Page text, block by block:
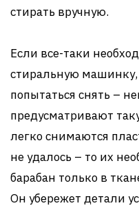
стирать вручную.
Если все-таки
стиральную
попытаться снять –
предусматривают
легко снимаются
не удалось – то их
барабан только в
Он убережет детали